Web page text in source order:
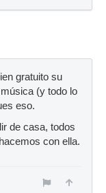
gratuito su
(y todo lo
eso.
de casa, todos
con ella.